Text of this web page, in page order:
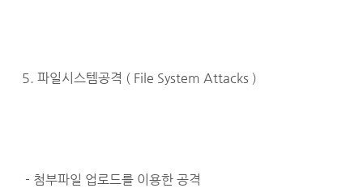
5. 파일시스템공격 ( File System Attacks )
- 첨부파일 업로드를 이용한 공격